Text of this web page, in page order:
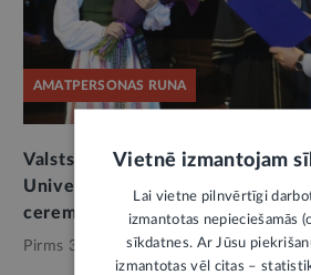
AMATPERSONAS RUNA
Valsts prezidenta Edgara
Universitātes goda doktora grāda
ceremonijā
Pirms 3 nedēļām, Valsts pārvalde
Vietnē izmantojam
Lai vietne pilnvērtīgi
izmantotas nepieciešamās
sīkdatnes. Ar Jūsu
izmantotas vēl citas –